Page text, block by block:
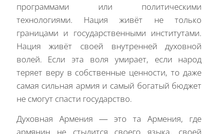
программами или политическими
технологиями. Нация живёт не только
границами и государственными институтами.
Нация живёт своей внутренней духовной
волей. Если эта воля умирает, если народ
теряет веру в собственные ценности, то даже
самая сильная армия и самый богатый бюджет
не смогут спасти государство.
Духовная Армения — это та Армения, где